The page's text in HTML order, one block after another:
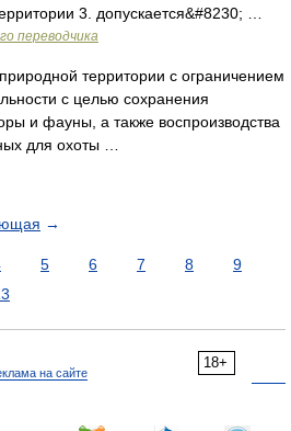
3. допускается&#8230; …
переводчика
территории с ограничением
с целью сохранения
и фауны, а также воспроизводства
для охоты …
→
5 6 7 8
9
18+
на сайте